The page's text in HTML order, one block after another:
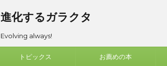
進化するガラクタ
Evolving always!
トピックス お薦めの本